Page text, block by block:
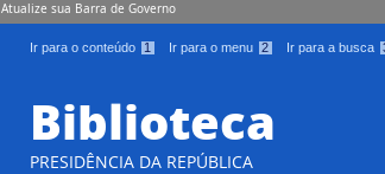
Atualize sua Barra de Governo
Ir para o conteúdo 1 Ir para o menu 2 Ir para a busca
Biblioteca
PRESIDÊNCIA DA REPÚBLICA